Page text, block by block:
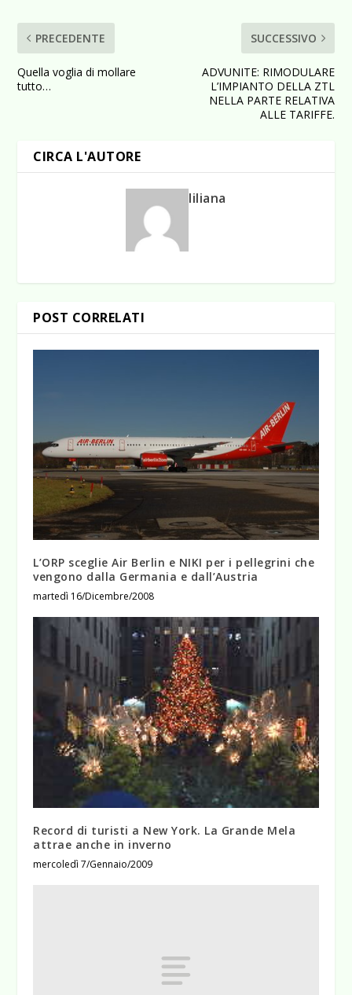
PRECEDENTE
Quella voglia di mollare
tutto…
SUCCESSIVO
ADVUNITE: RIMODULARE
L’IMPIANTO DELLA ZTL
NELLA PARTE RELATIVA
ALLE TARIFFE.
CIRCA L'AUTORE
liliana
POST CORRELATI
L’ORP sceglie Air Berlin e NIKI per i pellegrini che
vengono dalla Germania e dall’Austria
martedì 16/Dicembre/2008
Record di turisti a New York. La Grande Mela
attrae anche in inverno
mercoledì 7/Gennaio/2009